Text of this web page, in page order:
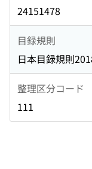
24151478
目録規則
日本目録規則
整理区分コード
111